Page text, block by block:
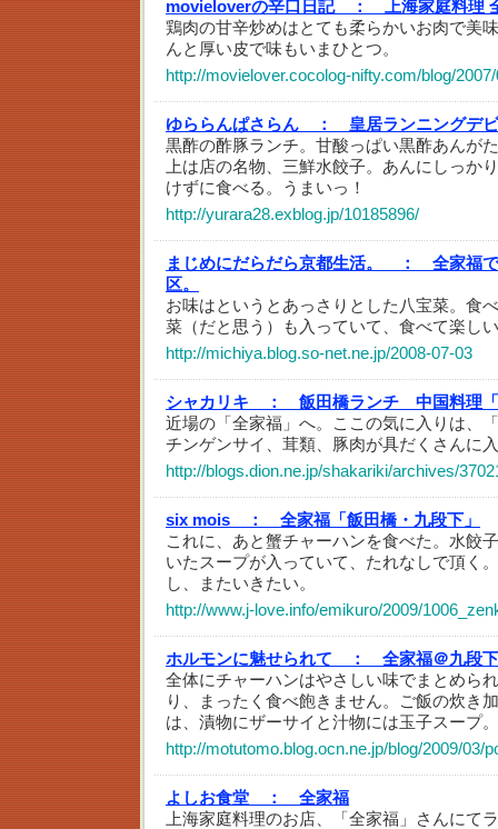
movieloverの辛口日記 ：
上海家庭料理
鶏肉の甘辛炒めはとても柔らかいお肉で美
んと厚い皮で味もいまひとつ。
http://movielover.cocolog-nifty.com/blog/
ゆららんぱさらん ：
皇居ランニングデ
黒酢の酢豚ランチ。甘酸っぱい黒酢あんが
上は店の名物、三鮮水餃子。あんにしっか
けずに食べる。うまいっ！
http://yurara28.exblog.jp/10185896/
まじめにだらだら京都生活。 ：
全家福
区。
お味はというとあっさりとした八宝菜。食
菜（だと思う）も入っていて、食べて楽し
http://michiya.blog.so-net.ne.jp/2008-07-03
シャカリキ ：
飯田橋ランチ 中国料理
近場の「全家福」へ。ここの気に入りは、
チンゲンサイ、茸類、豚肉が具だくさんに
http://blogs.dion.ne.jp/shakariki/archives/
six mois ：
全家福「飯田橋・九段下」
これに、あと蟹チャーハンを食べた。水餃
いたスープが入っていて、たれなしで頂く
し、またいきたい。
http://www.j-love.info/emikuro/2009/
ホルモンに魅せられて ：
全家福＠九段下
全体にチャーハンはやさしい味でまとめら
り、まったく食べ飽きません。ご飯の炊き
は、漬物にザーサイと汁物には玉子スープ。
http://motutomo.blog.ocn.ne.jp/blog/2009/03/
よしお食堂 ：
全家福
上海家庭料理のお店、「全家福」さんにて